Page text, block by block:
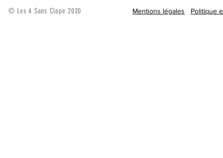
© Les 4 Sans Clope 2020 Mentions légales Politique